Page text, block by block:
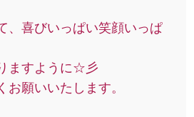
、喜びいっぱい笑顔いっぱ
ますように☆彡
お願いいたします。